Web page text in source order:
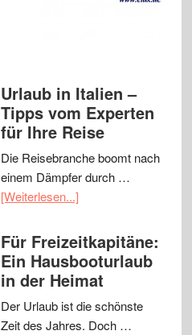
Urlaub in Italien –
Tipps vom Experten
für Ihre Reise
Die Reisebranche boomt nach
einem Dämpfer durch …
[Weiterlesen...]
Für Freizeitkapitäne:
Ein Hausbooturlaub
in der Heimat
Der Urlaub ist die schönste
Zeit des Jahres. Doch …